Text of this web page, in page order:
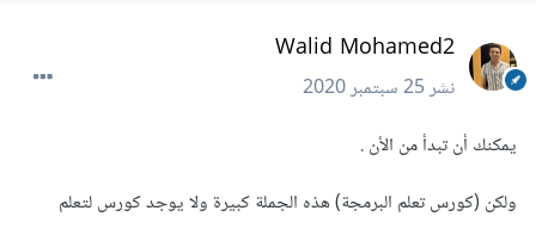
Walid Mohamed2
نشر25 سبتمبر 2020
يمكنك أن تبدأ من الأن .
ولكن (كورس تعلم البرمجة) هذه الجملة كبيرة ولا يوجد كورس لتعلم